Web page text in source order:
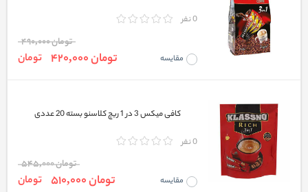
0 نفر
مقایسه
تومان 490,000
تومان 420,000 تومان
کافی میکس 3 در 1 ریچ کلاسنو بسته 20 عددی
0 نفر
مقایسه
تومان 545,000
تومان 510,000 تومان